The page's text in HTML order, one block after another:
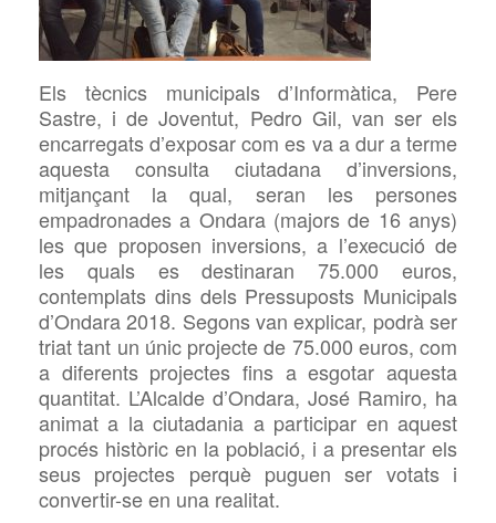
Els tècnics municipals d’Informàtica, Pere
Sastre, i de Joventut, Pedro Gil, van ser els
encarregats d’exposar com es va a dur a terme
aquesta consulta ciutadana d’inversions,
mitjançant la qual, seran les persones
empadronades a Ondara (majors de 16 anys)
les que proposen inversions, a l’execució de
les quals es destinaran 75.000 euros,
contemplats dins dels Pressuposts Municipals
d’Ondara 2018. Segons van explicar, podrà ser
triat tant un únic projecte de 75.000 euros, com
a diferents projectes fins a esgotar aquesta
quantitat. L’Alcalde d’Ondara, José Ramiro, ha
animat a la ciutadania a participar en aquest
procés històric en la població, i a presentar els
seus projectes perquè puguen ser votats i
convertir-se en una realitat.